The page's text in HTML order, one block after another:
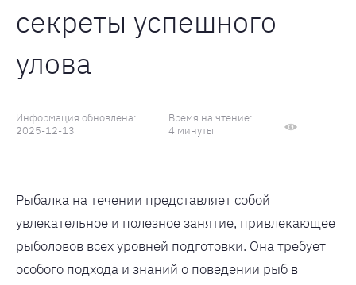
секреты успешного
улова
Информация обновлена:
2025-12-13
Время на чтение:
4 минуты
Рыбалка на течении представляет собой
увлекательное и полезное занятие, привлекающее
рыболовов всех уровней подготовки. Она требует
особого подхода и знаний о поведении рыб в